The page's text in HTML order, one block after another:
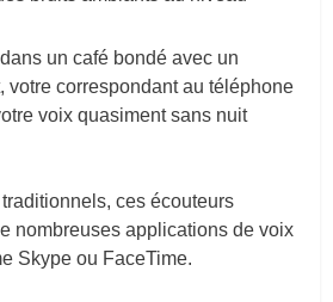
un café bondé avec un
votre correspondant au téléphone
voix quasiment sans nuit
ces écouteurs
nombreuses applications de voix
Skype ou FaceTime.